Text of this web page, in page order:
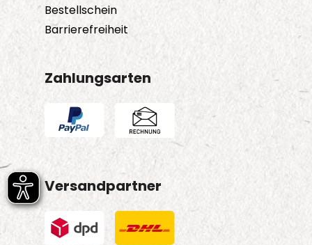
Bestellschein
Barrierefreiheit
Zahlungsarten
Versandpartner